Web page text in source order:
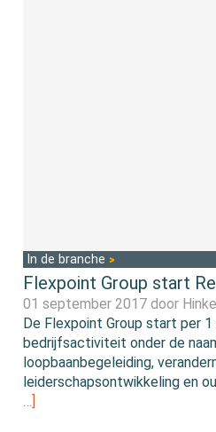
In de branche
Flexpoint Group start
01 september 2017 door
De Flexpoint Group start per
bedrijfsactiviteit onder de
loopbaanbegeleiding,
leiderschapsontwikkeling en
…]